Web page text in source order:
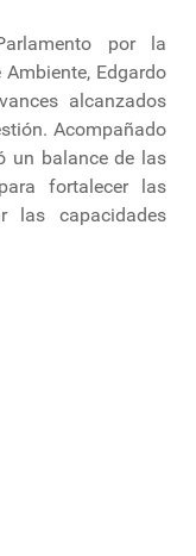
por la
Edgardo
alcanzados
Acompañado
un balance de las
fortalecer las
las capacidades